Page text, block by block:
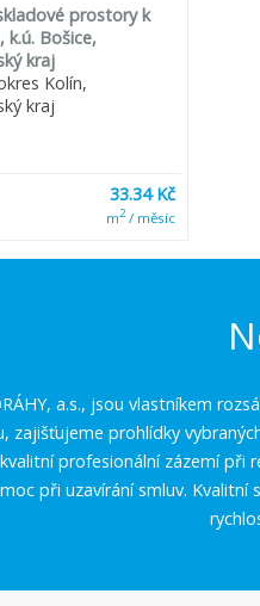
prostory k
k.ú. Bošice,
kraj
Kolín,
kraj
33.34 Kč
m2/ měsíc
a.s., jsou vlastníkem
zajišťujeme prohlídky
profesionální zázemí při
při uzavírání smluv.